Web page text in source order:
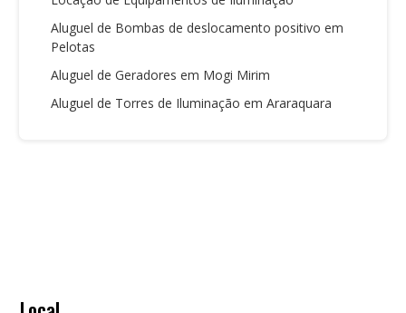
Aluguel de Bombas de deslocamento positivo em
Pelotas
Aluguel de Geradores em Mogi Mirim
Aluguel de Torres de Iluminação em Araraquara